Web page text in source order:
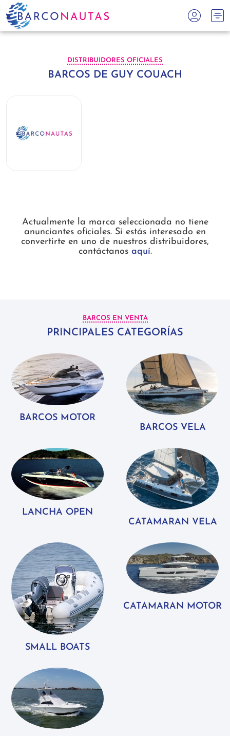
DISTRIBUIDORES OFICIALES
BARCOS DE GUY COUACH
Actualmente la marca seleccionada no tiene
anunciantes oficiales. Si estás interesado en
convertirte en uno de nuestros distribuidores,
contáctanos aquí.
BARCOS EN VENTA
PRINCIPALES CATEGORÍAS
BARCOS MOTOR
BARCOS VELA
LANCHA OPEN
CATAMARAN VELA
SMALL BOATS
CATAMARAN MOTOR